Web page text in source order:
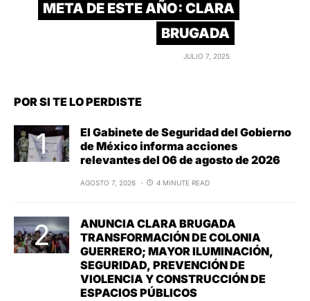
META DE ESTE AÑO: CLARA
BRUGADA
JULIO 7, 2025
POR SI TE LO PERDISTE
El Gabinete de Seguridad del Gobierno
de México informa acciones
relevantes del 06 de agosto de 2026
AGOSTO 7, 2026 4 MINUTE READ
ANUNCIA CLARA BRUGADA
TRANSFORMACIÓN DE COLONIA
GUERRERO; MAYOR ILUMINACIÓN,
SEGURIDAD, PREVENCIÓN DE
VIOLENCIA Y CONSTRUCCIÓN DE
ESPACIOS PÚBLICOS